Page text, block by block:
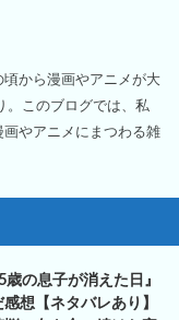
頃から漫画やアニメが大
。このブログでは、私
やアニメにまつわる雑
の息子が消えた日』
想【ネタバレあり】